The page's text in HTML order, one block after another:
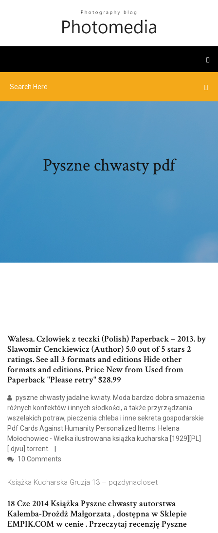
Pyszne chwasty pdf
Walesa. Czlowiek z teczki (Polish) Paperback – 2013. by
Slawomir Cenckiewicz (Author) 5.0 out of 5 stars 2
ratings. See all 3 formats and editions Hide other
formats and editions. Price New from Used from
Paperback "Please retry" $28.99
pyszne chwasty jadalne kwiaty. Moda bardzo dobra smażenia
różnych konfektów i innych słodkości, a także przyrządzania
wszelakich potraw, pieczenia chleba i inne sekreta gospodarskie
Pdf Cards Against Humanity Personalized Items. Helena
Mołochowiec - Wielka ilustrowana książka kucharska [1929][PL]
[.djvu] torrent.
10 Comments
Książka Kucharska Gruzja 13 – pqzdynacloset
18 Cze 2014 Książka Pyszne chwasty autorstwa
Kalemba-Drożdż Małgorzata , dostępna w Sklepie
EMPIK.COM w cenie . Przeczytaj recenzję Pyszne